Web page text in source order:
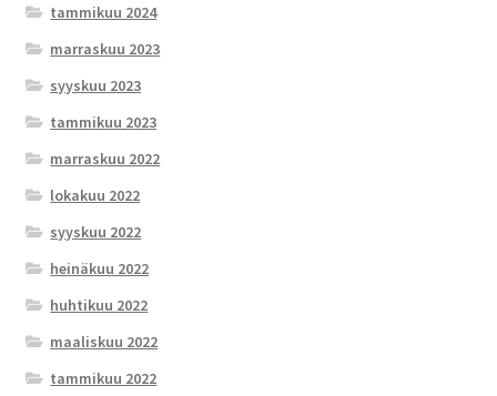
tammikuu 2024
marraskuu 2023
syyskuu 2023
tammikuu 2023
marraskuu 2022
lokakuu 2022
syyskuu 2022
heinäkuu 2022
huhtikuu 2022
maaliskuu 2022
tammikuu 2022